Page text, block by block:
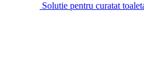
Solutie pentru curatat